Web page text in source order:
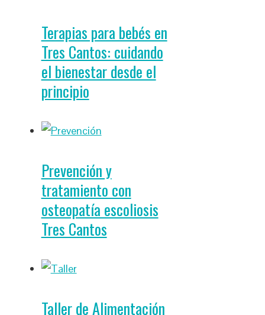
Terapias para bebés en
Tres Cantos: cuidando
el bienestar desde el
principio
Prevención y
tratamiento con
osteopatía escoliosis
Tres Cantos
Taller de Alimentación